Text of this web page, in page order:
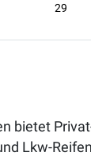
29
bietet
Lkw-